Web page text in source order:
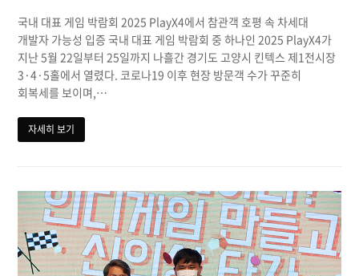
국내 대표 게임 박람회 2025 PlayX4에서 참관객 호평 속 차세대
개발자 가능성 입증 국내 대표 게임 박람회 중 하나인 2025 PlayX4가
지난 5월 22일부터 25일까지 나흘간 경기도 고양시 킨텍스 제1전시장
3·4·5홀에서 열렸다. 코로나19 이후 현장 방문객 수가 꾸준히
회복세를 보이며,…
자세히 보기